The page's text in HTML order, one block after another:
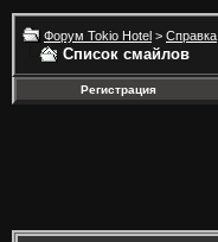
Форум Tokio Hotel > Справка
Список смайлов
Регистрация